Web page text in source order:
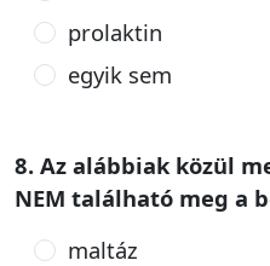
prolaktin
egyik sem
8. Az alábbiak közül
NEM található meg a
maltáz